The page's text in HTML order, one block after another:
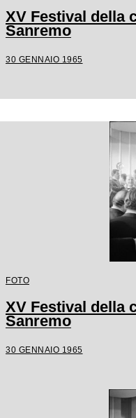
XV Festival della
Sanremo
30 GENNAIO 1965
FOTO
XV Festival della
Sanremo
30 GENNAIO 1965